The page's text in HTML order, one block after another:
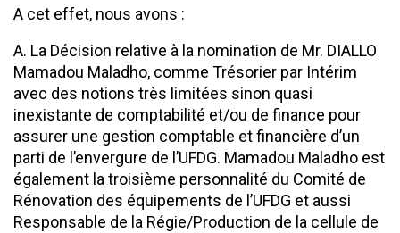
A cet effet, nous avons :
A. La Décision relative à la nomination de Mr. DIALLO
Mamadou Maladho, comme Trésorier par Intérim
avec des notions très limitées sinon quasi
inexistante de comptabilité et/ou de finance pour
assurer une gestion comptable et financière d’un
parti de l’envergure de l’UFDG. Mamadou Maladho est
également la troisième personnalité du Comité de
Rénovation des équipements de l’UFDG et aussi
Responsable de la Régie/Production de la cellule de